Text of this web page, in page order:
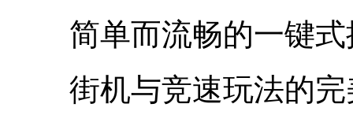
简单而流畅的一键
街机与竞速玩法的